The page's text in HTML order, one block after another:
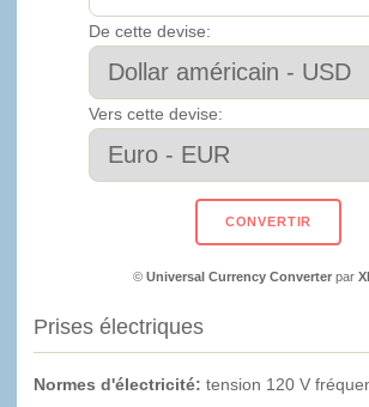
De cette devise:
Vers cette devise:
© Universal Currency Converterpar
Prises électriques
Normes d'électricité: tension 120 V